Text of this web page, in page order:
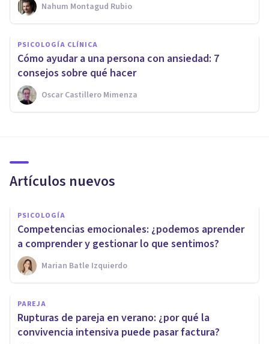
Nahum Montagud Rubio
PSICOLOGÍA CLÍNICA
Cómo ayudar a una persona con ansiedad: 7
consejos sobre qué hacer
Oscar Castillero Mimenza
Artículos nuevos
PSICOLOGÍA
Competencias emocionales: ¿podemos aprender
a comprender y gestionar lo que sentimos?
Marian Batle Izquierdo
PAREJA
Rupturas de pareja en verano: ¿por qué la
convivencia intensiva puede pasar factura?